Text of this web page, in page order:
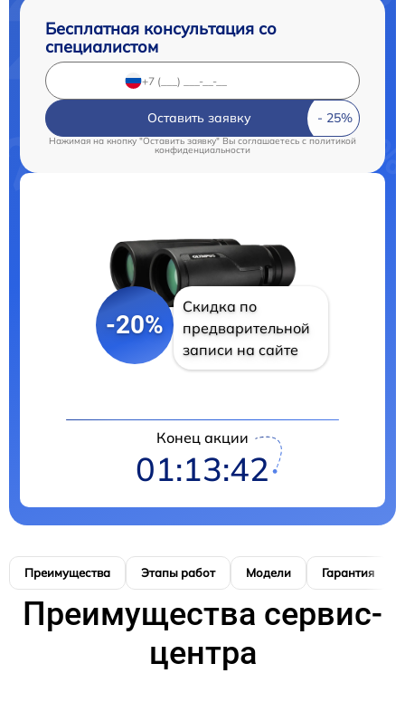
Бесплатная консультация со
специалистом
Оставить заявку
Нажимая на кнопку "Оставить заявку" Вы соглашаетесь c политикой
конфиденциальности
-20%
Скидка по
предварительной
записи на сайте
Конец акции
01:13:41
Преимущества Этапы работ Модели Гарантия
Преимущества сервис-
центра